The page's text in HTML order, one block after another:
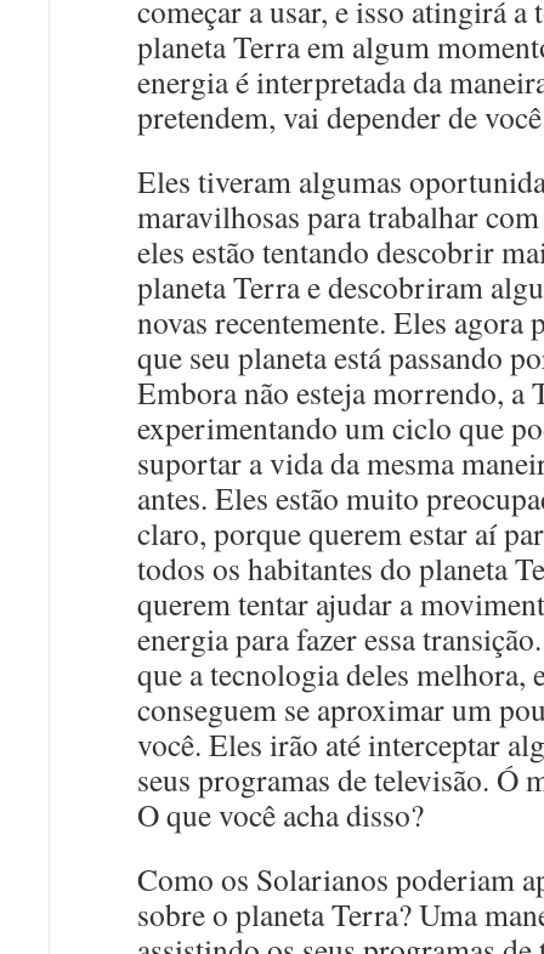
começar a usar, e isso atingirá a
planeta Terra em algum
energia é interpretada da
pretendem, vai depender de
Eles tiveram algumas
maravilhosas para trabalhar
eles estão tentando descobrir
planeta Terra e descobriram
novas recentemente. Eles agora
que seu planeta está passando
Embora não esteja morrendo, a
experimentando um ciclo que
suportar a vida da mesma
antes. Eles estão muito
claro, porque querem estar aí
todos os habitantes do planeta
querem tentar ajudar a
energia para fazer essa
que a tecnologia deles melhora,
conseguem se aproximar um
você. Eles irão até interceptar
seus programas de televisão. Ó
O que você acha disso?
Como os Solarianos poderiam
sobre o planeta Terra? Uma